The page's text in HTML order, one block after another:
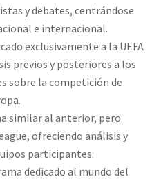
y debates, centrándose
e internacional.
exclusivamente a la UEFA
previos y posteriores a los
sobre la competición de
similar al anterior, pero
ofreciendo análisis y
participantes.
dedicado al mundo del